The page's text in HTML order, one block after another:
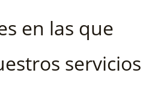
en las que
servicios